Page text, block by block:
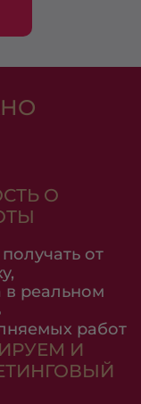
О
от
реальном
работ
И